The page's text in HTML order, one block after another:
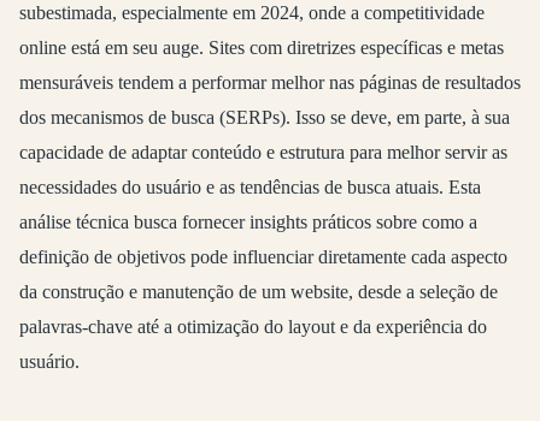
subestimada, especialmente em 2024, onde a competitividade
online está em seu auge. Sites com diretrizes específicas e metas
mensuráveis tendem a performar melhor nas páginas de resultados
dos mecanismos de busca (SERPs). Isso se deve, em parte, à sua
capacidade de adaptar conteúdo e estrutura para melhor servir as
necessidades do usuário e as tendências de busca atuais. Esta
análise técnica busca fornecer insights práticos sobre como a
definição de objetivos pode influenciar diretamente cada aspecto
da construção e manutenção de um website, desde a seleção de
palavras-chave até a otimização do layout e da experiência do
usuário.